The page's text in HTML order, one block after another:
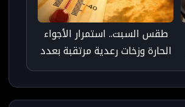
طقس السبت.. استمرار الأجواء
الحارة وزخات رعدية مرتقبة بعدد
من مناطق المملكة